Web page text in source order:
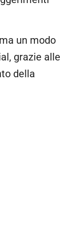
un modo
grazie alle
della